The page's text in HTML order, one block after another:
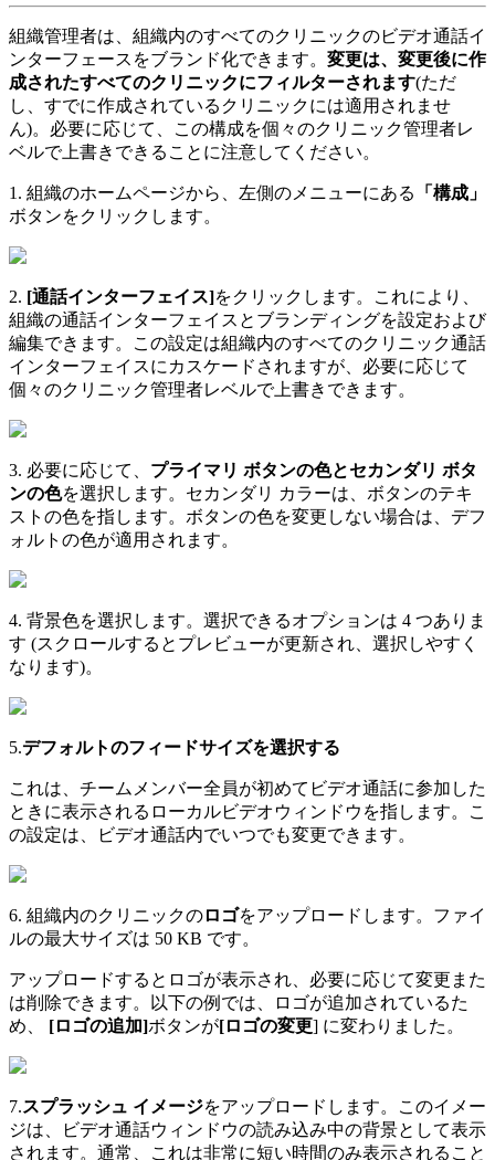
組織管理者は 組織内のすべてのク リ ニッ クのビデオ通話イ
ンターフ ェ ース をブラ ン ド化でき ま す。 変更は、 変更後に作
成されたすべてのク リ ニックにフ ィルターされます(ただ
し
すでに作成されている ク リ ニッ クには適用 されま せ
ん)。 必要に応じて こ の構成を個 々のク リ ニッ ク管理者レ
ベルで上書き でき る こ と に注意して く ださ い。
1 . 組織のホー ムページから 左側の メ ニ ュ ーにある 「 構成 」
ボタ ンをク リ ッ ク し ま す。
2. [通話イ ンターフェイ ス]をク リ ッ ク し ま す。 こ れに よ り
組織の通話イ ンターフ ェ イ ス と ブラ ンディ ングを設定およ び
編集でき ま す。 こ の設定は組織内のすべてのク リ ニッ ク通話
イ ンターフ ェ イ スに カ スケー ド されま すが 必要に応じて
個 々のク リ ニッ ク管理者レベルで上書き でき ま す。
3. 必要に応じて プライマ リ ボタ ンの色とセカンダリ ボタ
ンの色を選択 し ま す。 セカ ンダリ カラーは ボタ ンのテキ
ス ト の色を指し ま す。 ボタ ンの色を変更 しない場合は デフ
ォ ル ト の色が適用 されま す。
4. 背景色を選択 し ま す。 選択でき るオプシ ョ ンは 4 つあ り ま
す (ス ク ロ ールする と プレ ビ ュ ーが更新され 選択 しやす く
な り ま す)。
5.デフ ォルトのフ ィー ドサイ ズを選択する
こ れは チー ム メ ンバー全 員が初めて ビデオ通話に参加 した
と き に表示される ロ ーカ ルビデオウ ィ ン ド ウ を指し ま す。
こ
の設定は ビデオ通話内でいつでも変更でき ま す。
6. 組織内のク リ ニッ クのロ ゴをアップロ ー ド し ま す。 フ ァイ
ルの最大サイ ズは 50 KB です。
アップロ ー ドする と ロ ゴが表示され 必要に応じて変更 ま た
は削 除でき ま す。 以下の例 では ロ ゴが追加されているた
め
[ロ ゴの追加]ボタ ンが[ロ ゴの変更] に変わ り ま した 。
7.スプラ ッシュ イ メージをアップロ ー ド し ま す。 こ のイ メ ー
ジは ビデオ通話ウ ィ ン ド ウの読み込み中の背景と して表示
されま す。 通常 こ れは非常に短い時間のみ表示される こ と